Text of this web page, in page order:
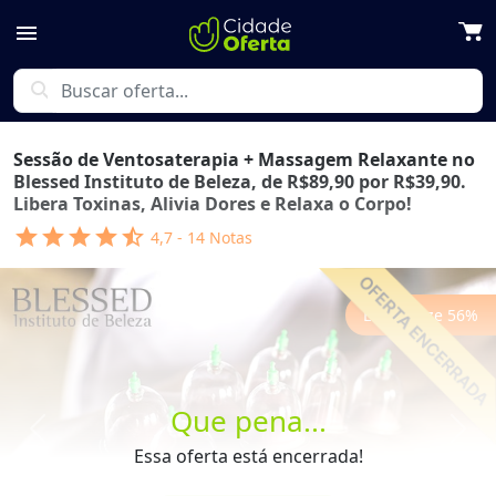
menu
search
Que pena...
Essa oferta está encerrada!
Sessão de Ventosaterapia + Massagem Relaxante no
Blessed Instituto de Beleza, de R$89,90 por R$39,90.
Libera Toxinas, Alivia Dores e Relaxa o Corpo!
starstarstarstarstar_half 4,7 - 14 Notas
Economize 56%